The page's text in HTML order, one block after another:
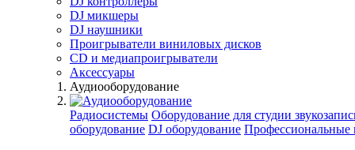
DJ микшеры
DJ наушники
Проигрыватели виниловых дисков
СD и медиапроигрыватели
Аксессуары
Аудиооборудование
Радиосистемы Оборудование для студии
оборудование DJ оборудование